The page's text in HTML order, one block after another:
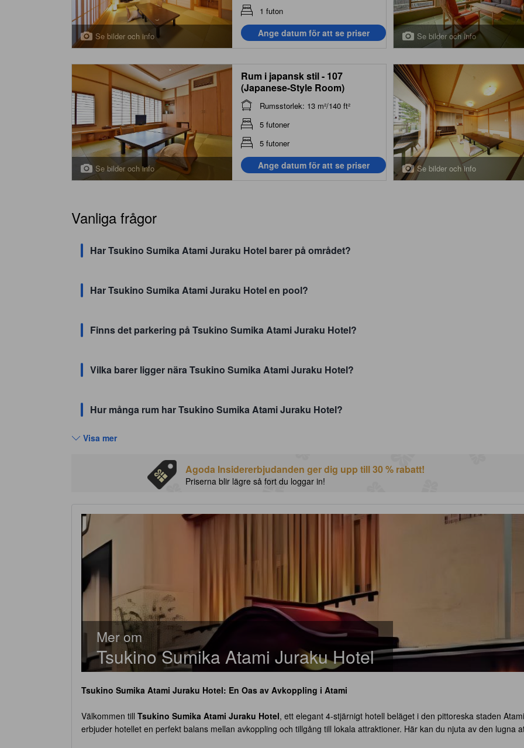
Se bilder och info
1 futon
Ange datum för att se priser Se bilder och info
Se bilder och info
Rum i japansk stil - 107
(Japanese-Style Room)
Rumsstorlek: 13 m²/140 ft²
5 futoner
5 futoner
Ange datum för att se priser Se bilder och info
Vanliga frågor
Har Tsukino Sumika Atami Juraku Hotel barer på området?
Har Tsukino Sumika Atami Juraku Hotel en pool?
Finns det parkering på Tsukino Sumika Atami Juraku Hotel?
Vilka barer ligger nära Tsukino Sumika Atami Juraku Hotel?
Hur många rum har Tsukino Sumika Atami Juraku Hotel?
Visa mer
Agoda Insidererbjudanden ger dig upp till 30 % rabatt!
Priserna blir lägre så fort du loggar in!
Mer om
Tsukino Sumika Atami Juraku Hotel
Tsukino Sumika Atami Juraku Hotel: En Oas av Avkoppling i Atami
Välkommen till Tsukino Sumika Atami Juraku Hotel, ett elegant 4-stjärnigt hotell beläget i den pittoreska staden
erbjuder hotellet en perfekt balans mellan avkoppling och tillgång till lokala attraktioner. Här kan du njuta av den lugna